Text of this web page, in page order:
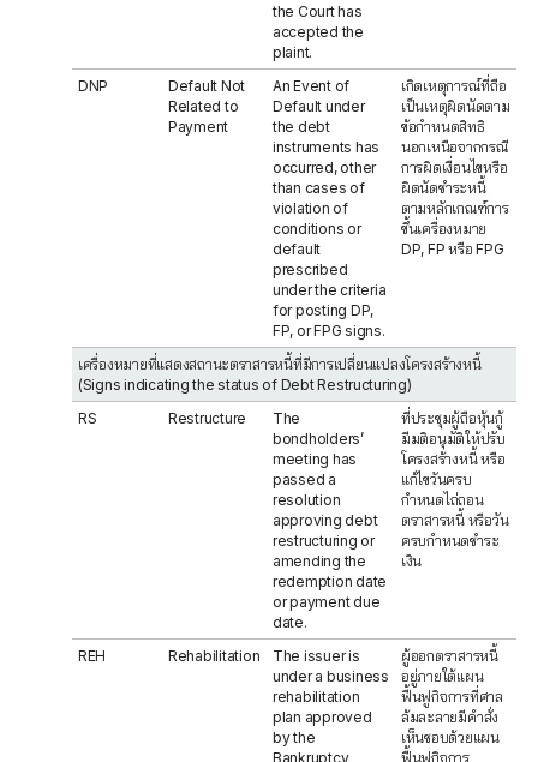
the Court has
accepted the
plaint.
DNP
Default Not
Related to
Payment
An Event of
Default under
the debt
instruments has
occurred, other
than cases of
violation of
conditions or
default
prescribed
under the criteria
for posting DP,
FP, or FPG signs.
เกิดเหตุการณ์ที่ถือ
เป็นเหตุผิดนัดตาม
ข้อกำหนดสิทธิ
นอกเหนือจากกรณี
การผิดเงื่อนไขหรือ
ผิดนัดชำระหนี้
ตามหลักเกณฑ์การ
ขึ้นเครื่องหมาย
DP, FP หรือ FPG
เครื่องหมายที่แสดงสถานะตราสารหนี้ที่มีการเปลี่ยนแปลงโครงสร้างหนี้
(Signs indicating the status of Debt Restructuring)
RS
Restructure
The
bondholders’
meeting has
passed a
resolution
approving debt
restructuring or
amending the
redemption date
or payment due
date.
ที่ประชุมผู้ถือหุ้นกู้
มีมติอนุมัติให้ปรับ
โครงสร้างหนี้ หรือ
แก้ไขวันครบ
กำหนดไถ่ถอน
ตราสารหนี้ หรือวัน
ครบกำหนดชำระ
เงิน
REH Rehabilitation
The issuer is
under a business
rehabilitation
plan approved
by the
Bankruptcy
ผู้ออกตราสารหนี้
อยู่ภายใต้แผน
ฟื้นฟูกิจการที่ศาล
ล้มละลายมีคำสั่ง
เห็นชอบด้วยแผน
ฟื้นฟูกิจการ